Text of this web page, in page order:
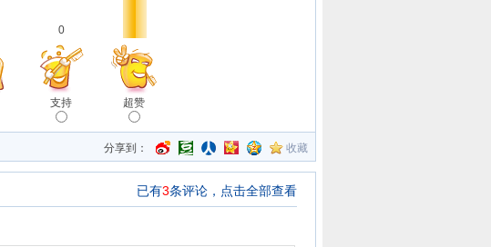
0
支持 超赞
分享到： 收藏